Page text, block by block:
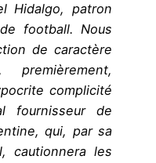
Hidalgo, patron
football. Nous
de caractère
premièrement,
complicité
fournisseur de
qui, par sa
cautionnera les